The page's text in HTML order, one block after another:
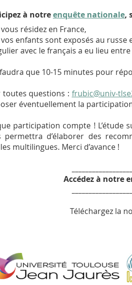
à notreenquête nationale,
vous résidez en France,
vos enfants sont exposés au
avec le français a eu lieu entre
que 10-15 minutes pour
toutes questions : frubic@univ-
éventuellement la
participation compte ! L’étude
permettra d’élaborer des
multilingues. Merci d’avance !
Accédez à notre
Téléchargez la